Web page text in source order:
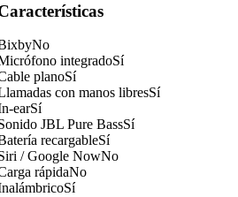
No
integradoSí
planoSí
con manos libresSí
earSí
JBL Pure BassSí
recargableSí
/ Google NowNo
rápidaNo
Sí